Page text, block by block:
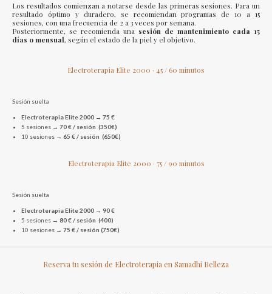
Los resultados comienzan a notarse desde las primeras sesiones. Para un
resultado óptimo y duradero, se recomiendan programas de 10 a 15
sesiones, con una frecuencia de 2 a 3 veces por semana.
Posteriormente, se recomienda una sesión de mantenimiento cada 15
días o mensual, según el estado de la piel y el objetivo.
Electroterapia Elite 2000 · 45 / 60 minutos
Sesión suelta
Electroterapia Elite 2000 → 75 €
5 sesiones → 70 € / sesión (350€)
10 sesiones → 65 € / sesión (650€)
Electroterapia Elite 2000 · 75 / 90 minutos
Sesión suelta
Electroterapia Elite 2000 → 90 €
5 sesiones → 80 € / sesión (400)
10 sesiones → 75 € / sesión (750€)
Reserva tu sesión de Electroterapia en Samadhi Belleza